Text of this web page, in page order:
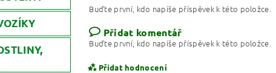
Buďte první, kdo napíše příspěvek k této položce.
Přidat komentář
Buďte první, kdo napíše příspěvek k této položce.
Přidat hodnocení